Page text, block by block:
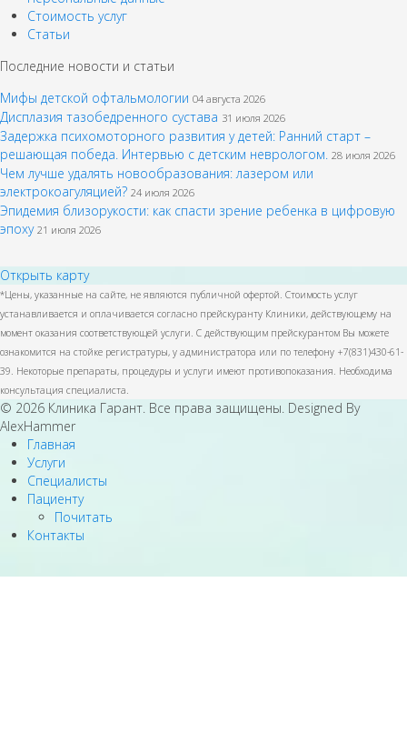
Стоимость услуг
Статьи
Последние новости и статьи
Мифы детской офтальмологии 04 августа 2026
Дисплазия тазобедренного сустава 31 июля 2026
Задержка психомоторного развития у детей: Ранний старт –
решающая победа. Интервью с детским неврологом. 28 июля 2026
Чем лучше удалять новообразования: лазером или
электрокоагуляцией? 24 июля 2026
Эпидемия близорукости: как спасти зрение ребенка в цифровую
эпоху 21 июля 2026
Открыть карту
*Цены, указанные на сайте, не являются публичной офертой. Стоимость услуг
устанавливается и оплачивается согласно прейскуранту Клиники, действующему на
момент оказания соответствующей услуги. С действующим прейскурантом Вы можете
ознакомится на стойке регистратуры, у администратора или по телефону +7(831)430-61-
39. Некоторые препараты, процедуры и услуги имеют противопоказания. Необходима
консультация специалиста.
© 2026 Клиника Гарант. Все права защищены. Designed By
AlexHammer
Главная
Услуги
Специалисты
Пациенту
Почитать
Контакты